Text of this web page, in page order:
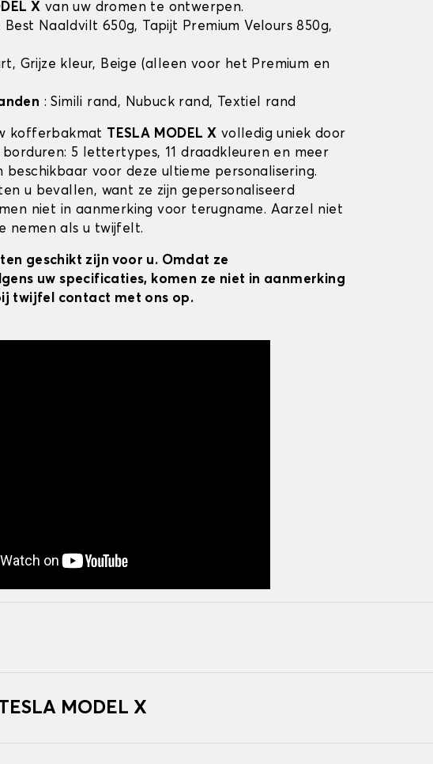
X van uw dromen te ontwerpen.
Best Naaldvilt 650g, Tapijt Premium Velours 850g,
Grijze kleur, Beige (alleen voor het Premium en
: Simili rand, Nubuck rand, Textiel rand
kofferbakmat TESLA MODEL X volledig uniek door
5 lettertypes, 11 draadkleuren en meer
beschikbaar voor deze ultieme personalisering.
u bevallen, want ze zijn gepersonaliseerd
niet in aanmerking voor terugname. Aarzel niet
nemen als u twijfelt.
geschikt zijn voor u. Omdat ze
uw specificaties, komen ze niet in aanmerking
twijfel contact met ons op.
MODEL X